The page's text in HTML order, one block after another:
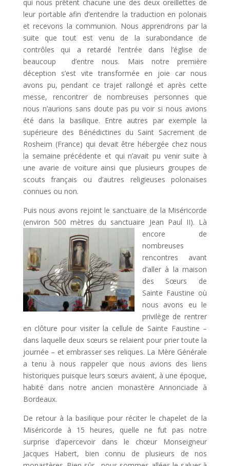
qui nous prêtent chacune une des deux oreillettes de
leur portable afin d’entendre la traduction en polonais
et recevons la communion. Nous apprendrons par la
suite que tout est venu de la surabondance de
contrôles qui a retardé l’entrée dans l’église de
beaucoup d’entre nous. Mais notre première
déception s’est vite transformée en joie car nous
avons pu, pendant ce trajet rallongé et après cette
messe, rencontrer de nombreuses personnes que
nous n’aurions sans doute pas pu voir si nous avions
été dans la basilique. Entre autres par exemple la
supérieure des Bénédictines du Saint Sacrement de
Rosheim (France) qui devait être hébergée chez nous
la semaine précédente et qui n’avait pu venir suite à
une avarie de voiture ainsi que plusieurs groupes de
scouts français ou d’autres religieuses polonaises
connues ou non.
Puis nous avons rejoint le sanctuaire de la Miséricorde
(environ 500 mètres du sanctuaire Jean Paul II). Là
encore de
nombreuses
rencontres avant
d’aller à la maison
des Sœurs de
Sainte Faustine où
nous avons eu le
privilège de rentrer
en clôture pour visiter la cellule de Sainte Faustine –
dans laquelle deux sœurs se relaient pour prier toute la
journée – et embrasser ses reliques. La Mère Générale
a tenu à nous rappeler que nous avions des liens
historiques puisque leurs sœurs avaient, à une époque,
habité dans notre ancien monastère Annonciade à
Bordeaux.
De retour à la basilique pour réciter le chapelet de la
Miséricorde à 15 heures, quelle ne fut pas notre
surprise d’apercevoir dans le chœur Monseigneur
Jacques Habert, bien connu de plusieurs de nos